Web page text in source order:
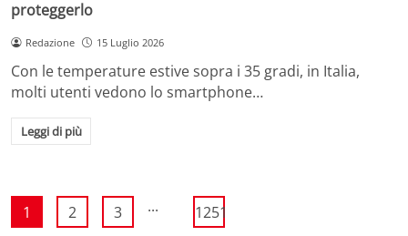
proteggerlo
Redazione 15 Luglio 2026
Con le temperature estive sopra i 35 gradi, in Italia,
molti utenti vedono lo smartphone…
Leggi di più
1 2 3 ... 1251